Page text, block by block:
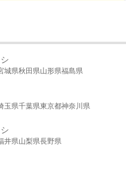
城県秋田県山形県福島県
玉県千葉県東京都神奈川県
井県山梨県長野県